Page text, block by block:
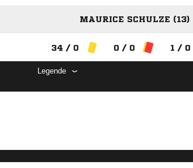
MAURICE SCHULZE (13)
34 / 0 0 / 0 1 / 0
Legende